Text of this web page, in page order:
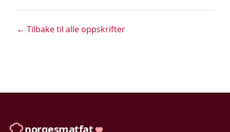
← Tilbake til alle oppskrifter
norgesmatfat